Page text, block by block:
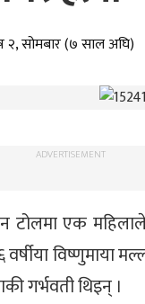
२, सोमबार (७ साल अघि)
ADVERTISEMENT
टोलमा एक
विष्णुमाया
गर्भवती थिइन् ।